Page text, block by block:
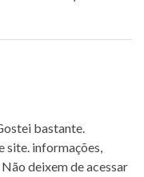
bastante.
site. informações,
deixem de acessar